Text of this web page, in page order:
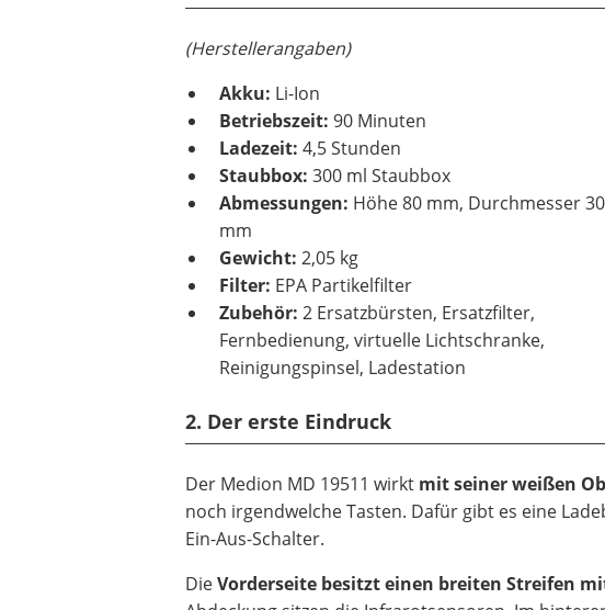
(Herstellerangaben)
Akku: Li-Ion
Betriebszeit: 90 Minuten
Ladezeit: 4,5 Stunden
Staubbox: 300 ml Staubbox
Abmessungen: Höhe 80 mm, Durchmesser
mm
Gewicht: 2,05 kg
Filter: EPA Partikelfilter
Zubehör: 2 Ersatzbürsten, Ersatzfilter,
Fernbedienung, virtuelle Lichtschranke,
Reinigungspinsel, Ladestation
2. Der erste Eindruck
Der Medion MD 19511 wirkt mit seiner weißen
noch irgendwelche Tasten. Dafür gibt es eine
Ein-Aus-Schalter.
DieVorderseite besitzt einen breiten Streifen